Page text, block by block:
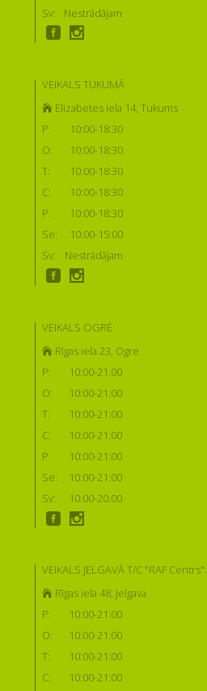
Sv:
Nestrādājam
VEIKALS TUKUMĀ
Elizabetes iela 14, Tukums
P:
10:00-18:30
O:
10:00-18:30
T:
10:00-18:30
C:
10:00-18:30
P:
10:00-18:30
Se:
10:00-15:00
Sv:
Nestrādājam
VEIKALS OGRĒ:
Rīgas iela 23, Ogre
P:
10:00-21:00
O:
10:00-21:00
T:
10:00-21:00
C:
10:00-21:00
P:
10:00-21:00
Se:
10:00-21:00
Sv:
10:00-20:00
VEIKALS JELGAVĀ T/C "RAF Centrs":
Rīgas iela 48, Jelgava
P:
10:00-21:00
O:
10:00-21:00
T:
10:00-21:00
C:
10:00-21:00